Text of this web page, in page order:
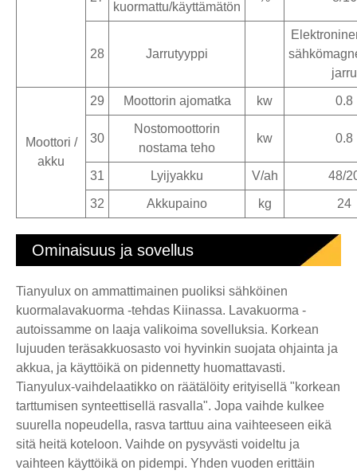
kuormattu/käyttämätön
28 Jarrutyyppi
jarru
Moottori /
akku
29 Moottorin ajomatka kw 0.8
30
Nostomoottorin
nostama teho
kw 0.8
31 Lyijyakku V/ah 48/
32 Akkupaino kg 24
Ominaisuus ja sovellus
Tianyulux on ammattimainen puoliksi sähköinen
kuormalavakuorma -tehdas Kiinassa. Lavakuorma -
autoissamme on laaja valikoima sovelluksia. Korkean
lujuuden teräsakkuosasto voi hyvinkin suojata ohjainta ja
akkua, ja käyttöikä on pidennetty huomattavasti.
Tianyulux-vaihdelaatikko on räätälöity erityisellä "korkean
tarttumisen synteettisellä rasvalla". Jopa vaihde kulkee
suurella nopeudella, rasva tarttuu aina vaihteeseen eikä
sitä heitä koteloon. Vaihde on pysyvästi voideltu ja
vaihteen käyttöikä on pidempi. Yhden vuoden erittäin